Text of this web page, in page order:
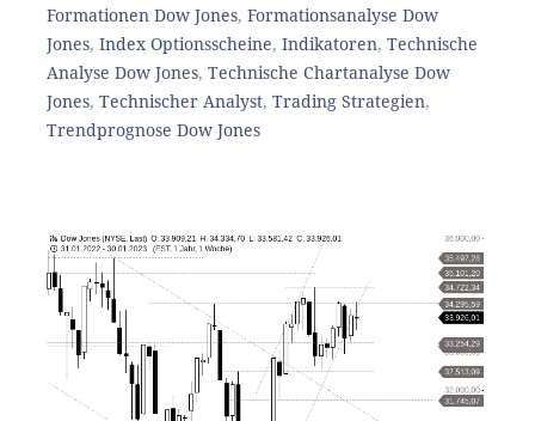
Formationen Dow Jones, Formationsanalyse Dow
Jones, Index Optionsscheine, Indikatoren, Technische
Analyse Dow Jones, Technische Chartanalyse Dow
Jones, Technischer Analyst, Trading Strategien,
Trendprognose Dow Jones